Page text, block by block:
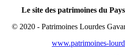
Le site des patrimoines du
© 2020 - Patrimoines Lourdes
www.patrimoines-